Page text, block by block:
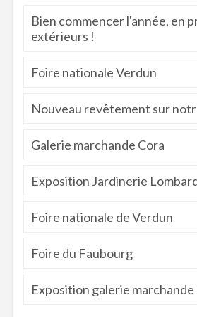
Bien commencer l'année, en
extérieurs !
Foire nationale Verdun
Nouveau revêtement sur
Galerie marchande Cora
Exposition Jardinerie
Foire nationale de Verdun
Foire du Faubourg
Exposition galerie